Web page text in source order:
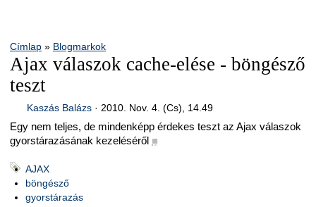
Címlap » Blogmarkok
Ajax válaszok cache-elése - böngésző
teszt
Kaszás Balázs· 2010. Nov. 4. (Cs), 14.49
Egy nem teljes, de mindenképp érdekes teszt az Ajax válaszok
gyorstárazásának kezeléséről ■
AJAX
böngésző
gyorstárazás